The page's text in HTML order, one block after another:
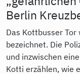
Berlin
Das Kottbusser
bezeichnet. Die
und inzwischen
Kotti erzählen, wie